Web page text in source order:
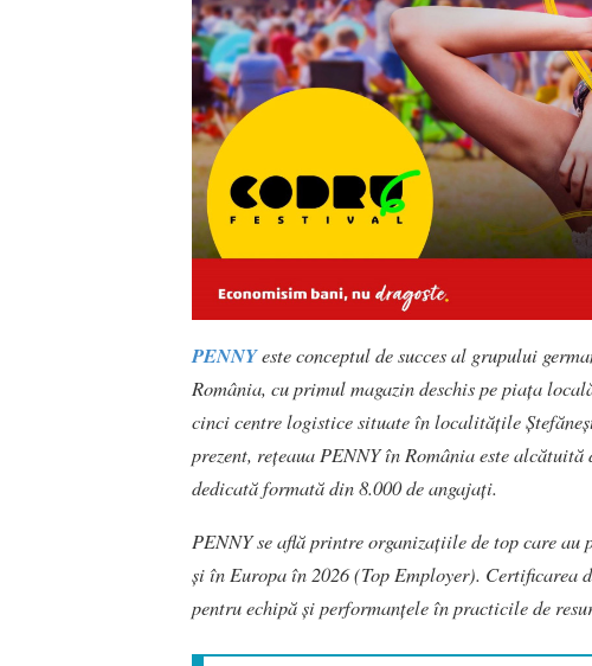
PENNYeste conceptul de succes al grupului
România, cu primul magazin deschis pe piața
cinci centre logistice situate în localitățile
prezent, rețeaua PENNY în România este
dedicată formată din 8.000 de angajați.
PENNY se află printre organizațiile de top care
și în Europa în 2026 (Top Employer). Certificarea
pentru echipă și performanțele în practicile de